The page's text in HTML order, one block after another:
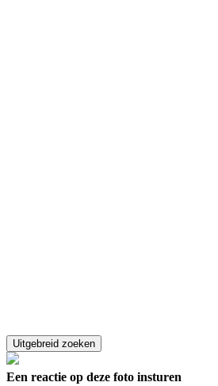
Een reactie op deze foto insturen